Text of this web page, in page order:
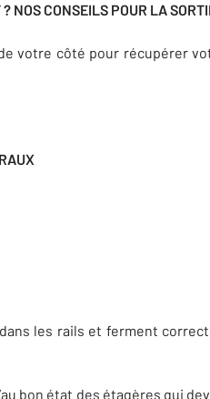
NOS CONSEILS POUR LA
votre côté pour récupérer
les rails et ferment
bon état des étagères qui